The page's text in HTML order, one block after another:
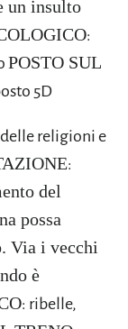
un insulto
:
POSTO SUL
5D
religioni e
:
del
possa
Via i vecchi
è
: ribelle,